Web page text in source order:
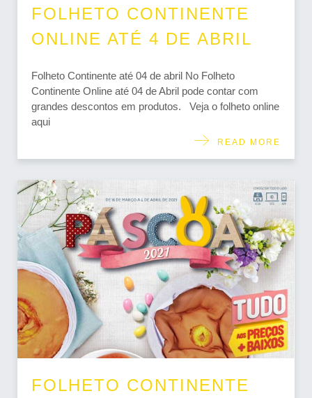
FOLHETO CONTINENTE
ONLINE ATÉ 4 DE ABRIL
Folheto Continente até 04 de abril No Folheto
Continente Online até 04 de Abril pode contar com
grandes descontos em produtos. Veja o folheto online
aqui
READ MORE
FOLHETO CONTINENTE